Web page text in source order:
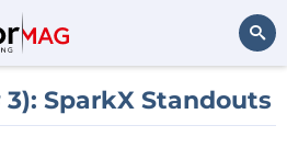
Zoeken
SparkX Standouts